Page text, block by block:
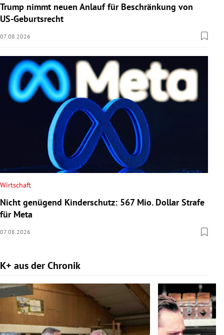
Trump nimmt neuen Anlauf für Beschränkung von
US-Geburtsrecht
07.08.2026
Wirtschaft
Nicht genügend Kinderschutz: 567 Mio. Dollar Strafe
für Meta
07.08.2026
K+ aus der Chronik
Slide 1 von 9